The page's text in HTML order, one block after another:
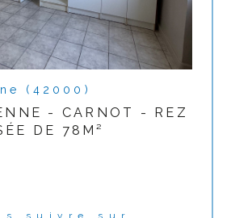
(42000)
- CARNOT - REZ
DE 78M²
suivre sur